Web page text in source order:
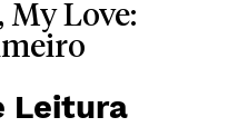
Love:
Leitura